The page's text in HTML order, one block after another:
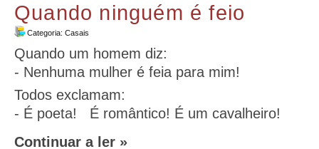
Quando ninguém é feio
Categoria: Casais
Quando um homem diz:
- Nenhuma mulher é feia para mim!
Todos exclamam:
- É poeta! É romântico! É um cavalheiro!
Continuar a ler »